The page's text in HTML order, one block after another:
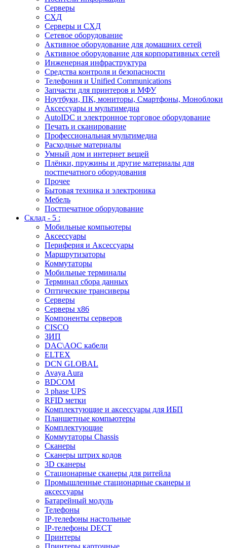
Серверы
СХД
Серверы и СХД
Сетевое оборудование
Активное оборудование для домашних сетей
Активное оборудование для корпоративных сетей
Инженерная инфраструктура
Средства контроля и безопасности
Телефония и Unified Communications
Запчасти для принтеров и МФУ
Ноутбуки, ПК, мониторы, Смартфоны, Моноблоки
Аксессуары и мультимедиа
AutoIDC и электронное торговое оборудование
Печать и сканирование
Профессиональная мультимедиа
Расходные материалы
Умный дом и интернет вещей
Плёнки, пружины и другие материалы для
постпечатного оборудования
Прочее
Бытовая техника и электроника
Мебель
Постпечатное оборудование
Склад - 5 :
Мобильные компьютеры
Аксессуары
Периферия и Аксессуары
Маршрутизаторы
Коммутаторы
Мобильные терминалы
Терминал сбора данных
Оптические трансиверы
Серверы
Серверы x86
Компоненты серверов
CISCO
ЗИП
DAC\AOC кабели
ELTEX
DCN GLOBAL
Avaya Aura
BDCOM
3 phase UPS
RFID метки
Комплектующие и аксессуары для ИБП
Планшетные компьютеры
Комплектующие
Коммутаторы Chassis
Сканеры
Сканеры штрих кодов
3D сканеры
Стационарные сканеры для ритейла
Промышленные стационарные сканеры и
аксессуары
Батарейный модуль
Телефоны
IP-телефоны настольные
IP-телефоны DECT
Принтеры